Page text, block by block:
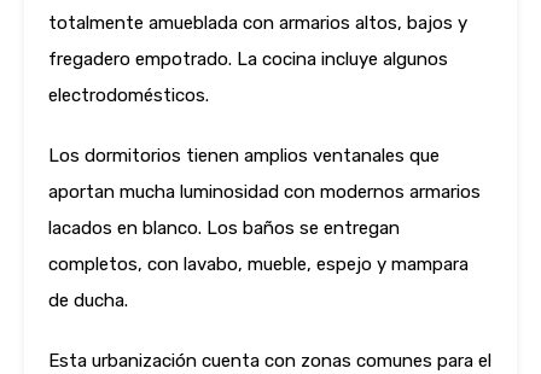
totalmente amueblada con armarios altos, bajos y
fregadero empotrado. La cocina incluye algunos
electrodomésticos.
Los dormitorios tienen amplios ventanales que
aportan mucha luminosidad con modernos armarios
lacados en blanco. Los baños se entregan
completos, con lavabo, mueble, espejo y mampara
de ducha.
Esta urbanización cuenta con zonas comunes para el